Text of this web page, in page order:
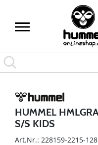
HUMMEL
S/S KIDS
Art.Nr.: 228159-2215-128